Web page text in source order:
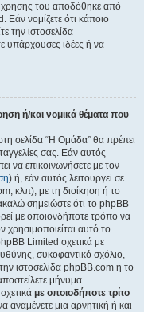
χρήσης του αποδόθηκε από
νομίζετε ότι κάποιο
την ιστοσελίδα
υπάρχουσες ιδέες ή να
ή/και νομικά θέματα που
σελίδα “Η Ομάδα” θα πρέπει
σας. Εάν αυτός
να επικοινωνήσετε με τον
) ή, εάν αυτός λειτουργεί σε
κλπ), με τη διοίκηση ή το
σημειώστε ότι το phpBB
με οποιονδήποτε τρόπο να
αυτό το
Limited σχετικά με
συκοφαντικό σχόλιο,
ιστοσελίδα phpBB.com ή το
μήνυμα
με οποιοδήποτε τρίτο
αναμένετε μια αρνητική ή και